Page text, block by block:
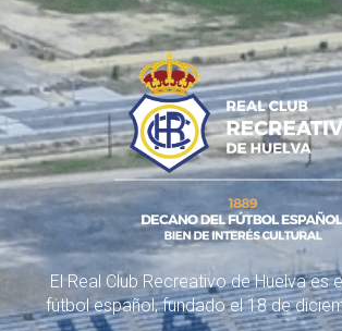
El Real Club Recreativo de Huelva es
fútbol español, fundado el 18 de